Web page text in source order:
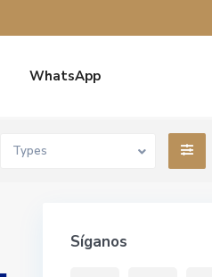
WhatsApp
Types
Síganos